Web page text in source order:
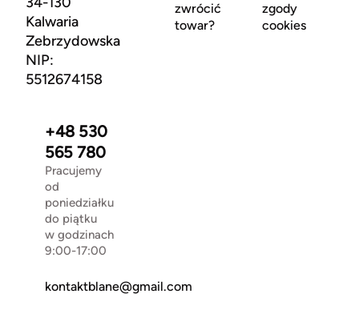
Kalwaria
Zebrzydowska
NIP:
5512674158
+48 530
565 780
Pracujemy
od
poniedziałku
do piątku
w godzinach
9:00-17:00
kontaktblane@gmail.com
zwrócić
towar?
zgody
cookies